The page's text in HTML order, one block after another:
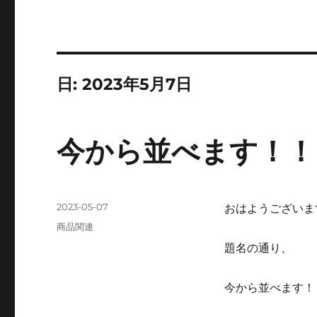
日:2023年5月7日
今から並べます！！
おはようございま
題名の通り、
今から並べます！
投
稿
2023-05-07
カ
商品関連